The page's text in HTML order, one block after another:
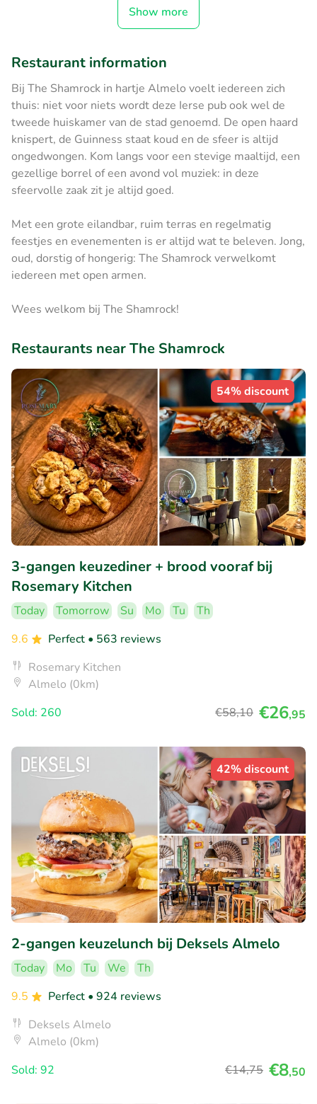
Show more
Restaurant information
Bij The Shamrock in hartje Almelo voelt iedereen zich
thuis: niet voor niets wordt deze Ierse pub ook wel de
tweede huiskamer van de stad genoemd. De open haard
knispert, de Guinness staat koud en de sfeer is altijd
ongedwongen. Kom langs voor een stevige maaltijd, een
gezellige borrel of een avond vol muziek: in deze
sfeervolle zaak zit je altijd goed.
Met een grote eilandbar, ruim terras en regelmatig
feestjes en evenementen is er altijd wat te beleven. Jong,
oud, dorstig of hongerig: The Shamrock verwelkomt
iedereen met open armen.
Wees welkom bij The Shamrock!
Restaurants near The Shamrock
54% discount
3-gangen keuzediner + brood vooraf bij
Rosemary Kitchen
Today Tomorrow Su Mo Tu
Th
9.6
Perfect • 563 reviews
Rosemary Kitchen
Almelo (0km)
Sold: 260
€58,10 €26,95
42% discount
2-gangen keuzelunch bij Deksels Almelo
Today Mo Tu We
Th
9.5
Perfect • 924 reviews
Deksels Almelo
Almelo (0km)
Sold: 92
€14,75 €8,50